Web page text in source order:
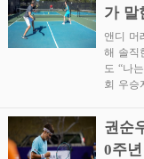
가 말
앤디 머
해 솔직
도 “나
회 우승
권순
0주